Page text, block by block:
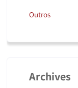
Outros
Archives